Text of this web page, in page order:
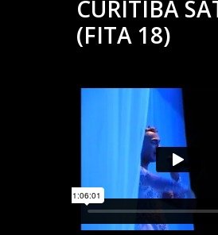
CURITIBA
(FITA 18)